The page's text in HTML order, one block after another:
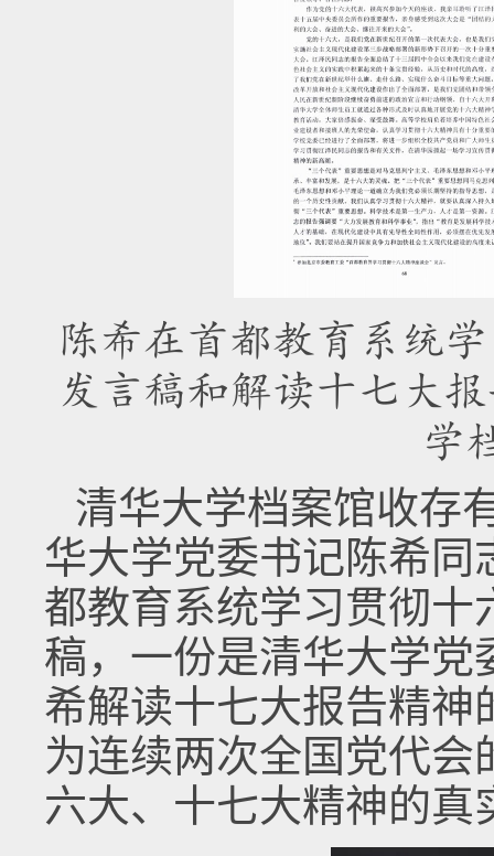
陈希在首都教育系统
发言稿和解读十七大
学
清华大学档案馆收存
华大学党委书记陈希同
都教育系统学习贯彻十
稿，一份是清华大学党
希解读十七大报告精神
为连续两次全国党代
六大、十七大精神的真